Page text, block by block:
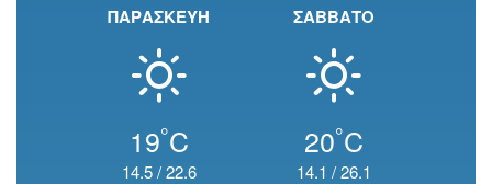
ΠΑΡΑΣΚΕΥΗ
19°C
14.5/22.6
ΣΑΒΒΑΤΟ
20°C
14.1 /26.1